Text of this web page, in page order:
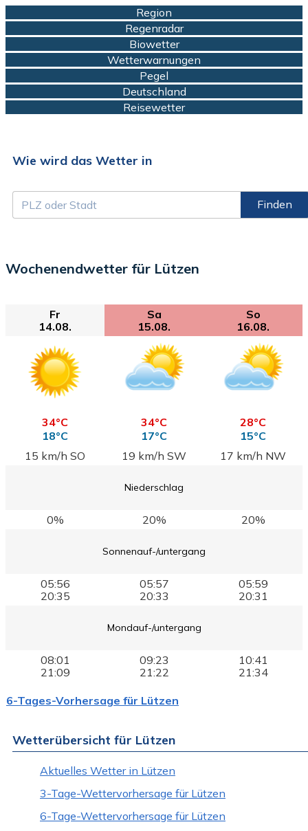
Region
Regenradar
Biowetter
Wetterwarnungen
Pegel
Deutschland
Reisewetter
Wie wird das Wetter in
Finden
Wochenendwetter für Lützen
Fr
14.08.
Sa
15.08.
So
16.08.
34°C
18°C
34°C
17°C
28°C
15°C
15 km/h SO
19 km/h SW 17 km/h NW
Niederschlag
0% 20% 20%
Sonnenauf-/untergang
05:56
20:35
05:57
20:33
05:59
20:31
Mondauf-/untergang
08:01
21:09
09:23
21:22
10:41
21:34
6-Tages-Vorhersage für Lützen
Wetterübersicht für Lützen
Aktuelles Wetter in Lützen
3-Tage-Wettervorhersage für Lützen
6-Tage-Wettervorhersage für Lützen